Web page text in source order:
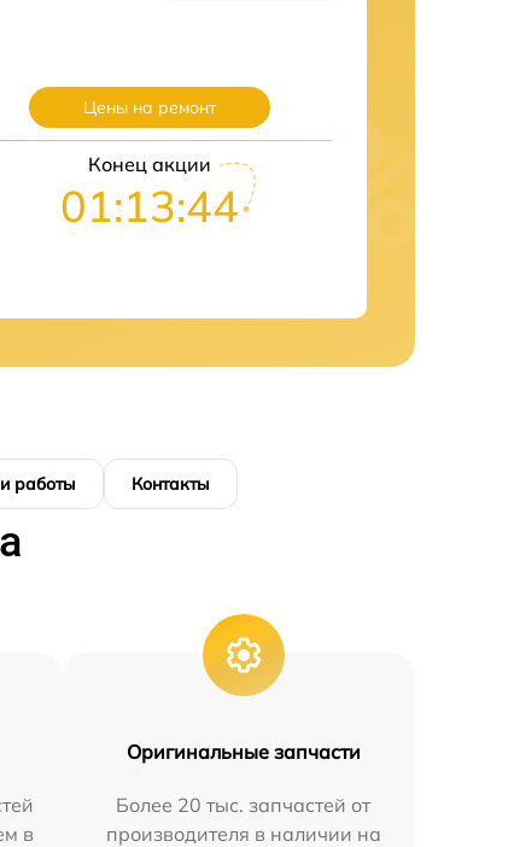
Цены на ремонт
Конец акции
01:13:43
работы Контакты
в
Оригинальные запчасти
Более 20 тыс. запчастей от
производителя в наличии на